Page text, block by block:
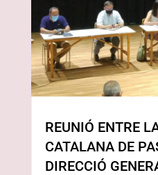
REUNIÓ ENTRE
CATALANA DE
DIRECCIÓ